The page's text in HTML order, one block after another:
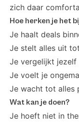
zich daar
Hoe herken je het
Je haalt deals
Je stelt alles uit
Je vergelijkt jezelf
Je voelt je
Je wacht tot alles
Wat kan je doen?
Je hoeft niet in